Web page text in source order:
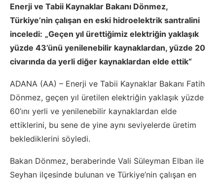
Enerji ve Tabii Kaynaklar Bakanı Dönmez,
Türkiye’nin çalışan en eski hidroelektrik santralini
inceledi: „Geçen yıl ürettiğimiz elektriğin yaklaşık
yüzde 43’ünü yenilenebilir kaynaklardan, yüzde 20
civarında da yerli diğer kaynaklardan elde ettik“
ADANA (AA) – Enerji ve Tabii Kaynaklar Bakanı Fatih
Dönmez, geçen yıl üretilen elektriğin yaklaşık yüzde
60’ını yerli ve yenilenebilir kaynaklardan elde
ettiklerini, bu sene de yine aynı seviyelerde üretim
beklediklerini söyledi.
Bakan Dönmez, beraberinde Vali Süleyman Elban ile
Seyhan ilçesinde bulunan ve Türkiye’nin çalışan en